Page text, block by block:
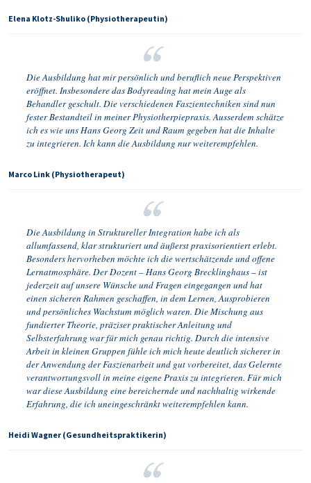
Elena Klotz-Shuliko (Physiotherapeutin)
Die Ausbildung hat mir persönlich und beruflich neue Perspektiven
eröffnet. Insbesondere das Bodyreading hat mein Auge als
Behandler geschult. Die verschiedenen Faszientechniken sind nun
fester Bestandteil in meiner Physiotherpiepraxis. Ausserdem schätze
ich es wie uns Hans Georg Zeit und Raum gegeben hat die Inhalte
zu integrieren. Ich kann die Ausbildung nur weiterempfehlen.
Marco Link (Physiotherapeut)
Die Ausbildung in Struktureller Integration habe ich als
allumfassend, klar strukturiert und äußerst praxisorientiert erlebt.
Besonders hervorheben möchte ich die wertschätzende und offene
Lernatmosphäre. Der Dozent – Hans Georg Brecklinghaus – ist
jederzeit auf unsere Wünsche und Fragen eingegangen und hat
einen sicheren Rahmen geschaffen, in dem Lernen, Ausprobieren
und persönliches Wachstum möglich waren. Die Mischung aus
fundierter Theorie, präziser praktischer Anleitung und
Selbsterfahrung war für mich genau richtig. Durch die intensive
Arbeit in kleinen Gruppen fühle ich mich heute deutlich sicherer in
der Anwendung der Faszienarbeit und gut vorbereitet, das Gelernte
verantwortungsvoll in meine eigene Praxis zu integrieren. Für mich
war diese Ausbildung eine bereichernde und nachhaltig wirkende
Erfahrung, die ich uneingeschränkt weiterempfehlen kann.
Heidi Wagner (Gesundheitspraktikerin)